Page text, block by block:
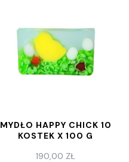
MYDŁO HAPPY CHICK 10
KOSTEK X 100 G
190,00 ZŁ